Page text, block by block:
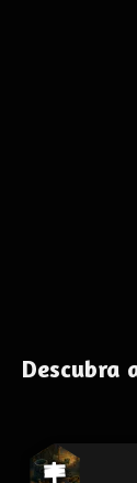
Descubra